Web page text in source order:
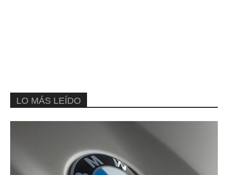
LO MÁS LEÍDO